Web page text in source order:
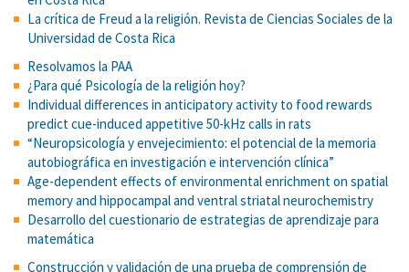
La crítica de Freud a la religión. Revista de Ciencias Sociales de la
Universidad de Costa Rica
Resolvamos la PAA
¿Para qué Psicología de la religión hoy?
Individual differences in anticipatory activity to food rewards
predict cue-induced appetitive 50-kHz calls in rats
“Neuropsicología y envejecimiento: el potencial de la memoria
autobiográfica en investigación e intervención clínica”
Age-dependent effects of environmental enrichment on spatial
memory and hippocampal and ventral striatal neurochemistry
Desarrollo del cuestionario de estrategias de aprendizaje para
matemática
Construcción y validación de una prueba de comprensión de